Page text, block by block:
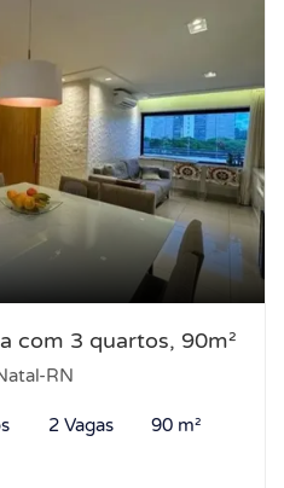
com 3 quartos, 90m²
RN
2 Vagas 90 m²